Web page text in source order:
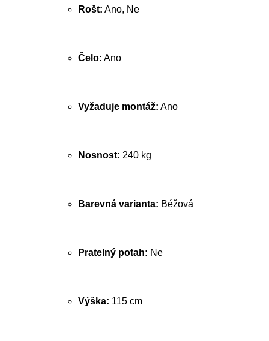
Rošt: Ano, Ne
Čelo: Ano
Vyžaduje montáž: Ano
Nosnost: 240 kg
Barevná varianta: Béžová
Pratelný potah: Ne
Výška: 115 cm